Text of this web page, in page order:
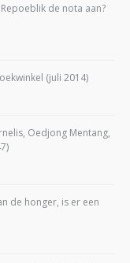
de nota aan?
(juli 2014)
Oedjong Mentang,
de honger, is er een